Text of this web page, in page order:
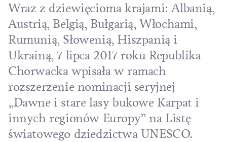
Wraz z dziewięcioma krajami: Albanią,
Austrią, Belgią, Bułgarią, Włochami,
Rumunią, Słowenią, Hiszpanią i
Ukrainą, 7 lipca 2017 roku Republika
Chorwacka wpisała w ramach
rozszerzenie nominacji seryjnej
„Dawne i stare lasy bukowe Karpat i
innych regionów Europy” na Listę
światowego dziedzictwa UNESCO.